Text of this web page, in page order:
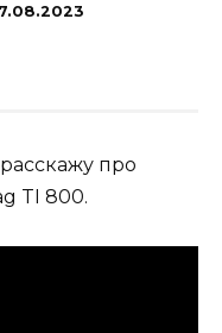
про
TI 800.